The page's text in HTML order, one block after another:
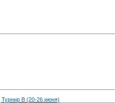
Турнир B (20-26 июня)